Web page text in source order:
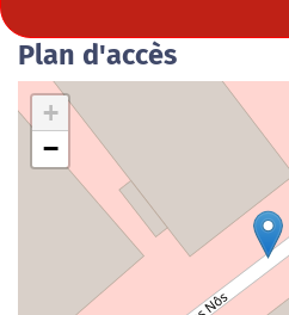
Plan d'accès
+
−